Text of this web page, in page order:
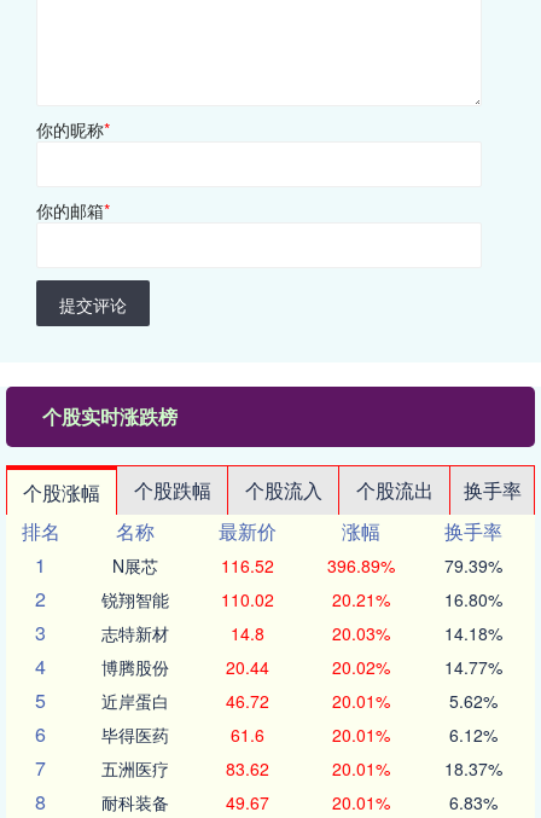
你的昵称*
你的邮箱*
提交评论
个股实时涨跌榜
个股涨幅 个股跌幅 个股流入 个股流出
换手率
排名
名称 最新价 涨幅
换手率
1
N展芯 116.52 396.89% 79.39%
2 锐翔智能 110.02 20.21% 16.80%
3 志特新材 14.8 20.03% 14.18%
4 博腾股份 20.44 20.02% 14.77%
5 近岸蛋白 46.72 20.01% 5.62%
6 毕得医药 61.6 20.01% 6.12%
7 五洲医疗 83.62 20.01% 18.37%
8 耐科装备 49.67 20.01% 6.83%